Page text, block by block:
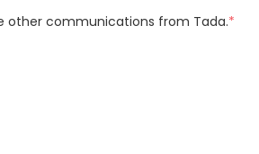
other communications from Tada.*